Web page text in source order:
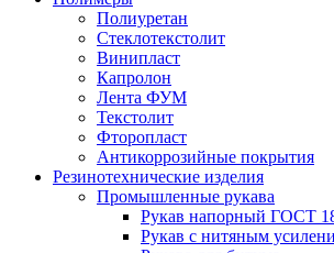
Полиуретан
Стеклотекстолит
Винипласт
Капролон
Лента ФУМ
Текстолит
Фторопласт
Антикоррозийные покрытия
Резинотехнические изделия
Промышленные рукава
Рукав напорный ГОСТ
Рукав с нитяным